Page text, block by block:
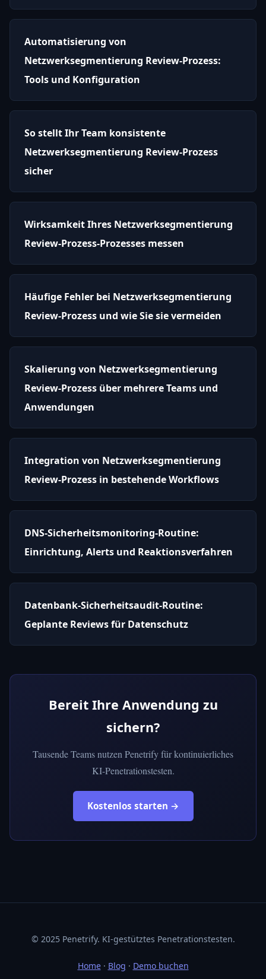
Automatisierung von
Netzwerksegmentierung Review-Prozess:
Tools und Konfiguration
So stellt Ihr Team konsistente
Netzwerksegmentierung Review-Prozess
sicher
Wirksamkeit Ihres Netzwerksegmentierung
Review-Prozess-Prozesses messen
Häufige Fehler bei Netzwerksegmentierung
Review-Prozess und wie Sie sie vermeiden
Skalierung von Netzwerksegmentierung
Review-Prozess über mehrere Teams und
Anwendungen
Integration von Netzwerksegmentierung
Review-Prozess in bestehende Workflows
DNS-Sicherheitsmonitoring-Routine:
Einrichtung, Alerts und Reaktionsverfahren
Datenbank-Sicherheitsaudit-Routine:
Geplante Reviews für Datenschutz
Bereit Ihre Anwendung zu
sichern?
Tausende Teams nutzen Penetrify für kontinuierliches
KI-Penetrationstesten.
Kostenlos starten →
© 2025 Penetrify. KI-gestütztes Penetrationstesten.
Home· Blog · Demo buchen